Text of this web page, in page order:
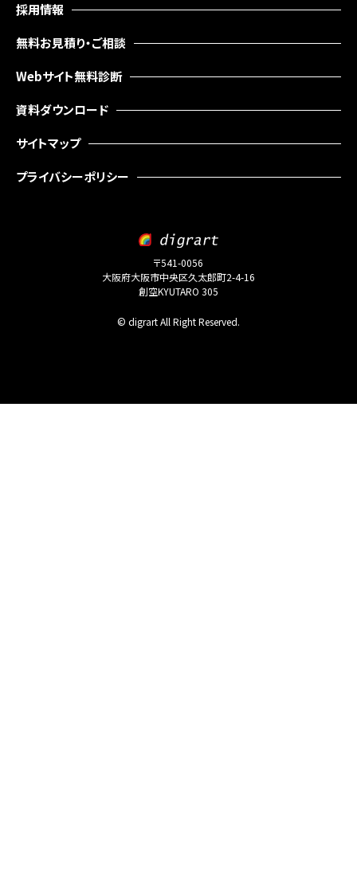
採用情報
無料お見積り・ご相談
Webサイト無料診断
資料ダウンロード
サイトマップ
プライバシーポリシー
〒541-0056
大阪府大阪市中央区久太郎町2-4-16
創空KYUTARO 305
© digrart All Right Reserved.